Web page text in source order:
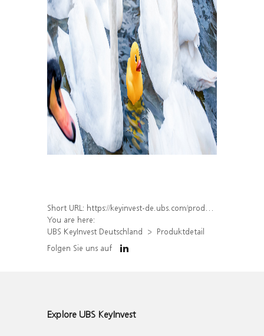
Short URL: https://keyinvest-de.ubs.com/produkt/detail/index/isin/DE000WA61BU7
You are here:
UBS KeyInvest Deutschland
Produktdetail
Folgen Sie uns auf
Explore UBS KeyInvest